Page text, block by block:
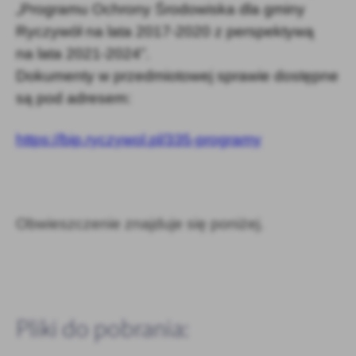
„Programu Ochrony Środowiska dla gminy
Ryczywół na lata 2017-2020 z perspektywą
na lata 2021-2024”.
Dokumenty w przedmiotowej sprawie dostępne
są pod adresem:
https://bip.ryczywol.pl/335-programy
Obwieszczenie znajduje się poniżej.
Pliki do pobrania: